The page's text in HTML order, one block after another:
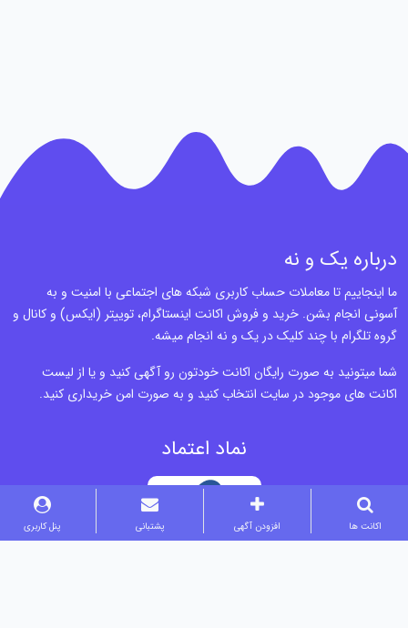
درباره یک و نه
ما اینجاییم تا معاملات حساب کاربری شبکه های اجتماعی با امنیت و به
آسونی انجام بشن. خرید و فروش اکانت اینستاگرام، توییتر (ایکس) و کانال و
گروه تلگرام با چند کلیک در یک و نه انجام میشه.
شما میتونید به صورت رایگان اکانت خودتون رو آگهی کنید و یا از لیست
اکانت های موجود در سایت انتخاب کنید و به صورت امن خریداری کنید.
نماد اعتماد
اکانت ها افزودن آگهی پشتبانی پنل کاربری